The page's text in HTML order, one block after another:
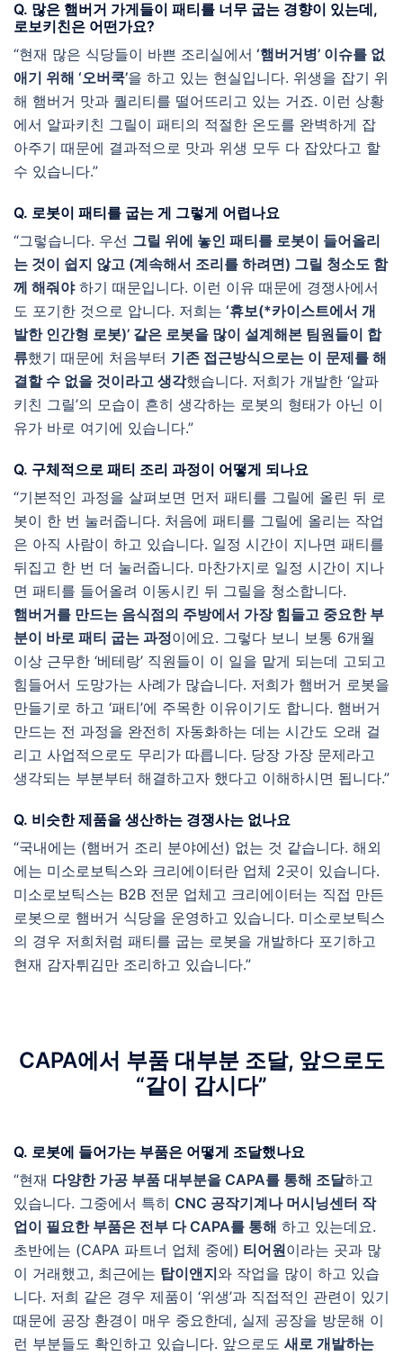
Q. 많은 햄버거 가게들이 패티를 너무 굽는 경향이 있는데,
로보키친은 어떤가요?
“현재 많은 식당들이 바쁜 조리실에서 ‘햄버거병’ 이슈를 없
애기 위해 ‘오버쿡’을 하고 있는 현실입니다. 위생을 잡기 위
해 햄버거 맛과 퀄리티를 떨어뜨리고 있는 거죠. 이런 상황
에서 알파키친 그릴이 패티의 적절한 온도를 완벽하게 잡
아주기 때문에 결과적으로 맛과 위생 모두 다 잡았다고 할
수 있습니다.”
Q. 로봇이 패티를 굽는 게 그렇게 어렵나요
“그렇습니다. 우선 그릴 위에 놓인 패티를 로봇이 들어올리
는 것이 쉽지 않고 (계속해서 조리를 하려면) 그릴 청소도 함
께 해줘야하기 때문입니다. 이런 이유 때문에 경쟁사에서
도 포기한 것으로 압니다. 저희는 ‘휴보(*카이스트에서 개
발한 인간형 로봇)’ 같은 로봇을 많이 설계해본 팀원들이 합
류했기 때문에 처음부터 기존 접근방식으로는 이 문제를 해
결할 수 없을 것이라고 생각했습니다. 저희가 개발한 ‘알파
키친 그릴’의 모습이 흔히 생각하는 로봇의 형태가 아닌 이
유가 바로 여기에 있습니다.”
Q. 구체적으로 패티 조리 과정이 어떻게 되나요
“기본적인 과정을 살펴보면 먼저 패티를 그릴에 올린 뒤 로
봇이 한 번 눌러줍니다. 처음에 패티를 그릴에 올리는 작업
은 아직 사람이 하고 있습니다. 일정 시간이 지나면 패티를
뒤집고 한 번 더 눌러줍니다. 마찬가지로 일정 시간이 지나
면 패티를 들어올려 이동시킨 뒤 그릴을 청소합니다.
햄버거를 만드는 음식점의 주방에서 가장 힘들고 중요한 부
분이 바로 패티 굽는 과정이에요. 그렇다 보니 보통 6개월
이상 근무한 ‘베테랑’ 직원들이 이 일을 맡게 되는데 고되고
힘들어서 도망가는 사례가 많습니다. 저희가 햄버거 로봇을
만들기로 하고 ‘패티’에 주목한 이유이기도 합니다. 햄버거
만드는 전 과정을 완전히 자동화하는 데는 시간도 오래 걸
리고 사업적으로도 무리가 따릅니다. 당장 가장 문제라고
생각되는 부분부터 해결하고자 했다고 이해하시면 됩니다.”
Q. 비슷한 제품을 생산하는 경쟁사는 없나요
“국내에는 (햄버거 조리 분야에선) 없는 것 같습니다. 해외
에는 미소로보틱스와 크리에이터란 업체 2곳이 있습니다.
미소로보틱스는 B2B 전문 업체고 크리에이터는 직접 만든
로봇으로 햄버거 식당을 운영하고 있습니다. 미소로보틱스
의 경우 저희처럼 패티를 굽는 로봇을 개발하다 포기하고
현재 감자튀김만 조리하고 있습니다.”
CAPA에서 부품 대부분 조달, 앞으로도
“같이 갑시다”
Q. 로봇에 들어가는 부품은 어떻게 조달했나요
“현재 다양한 가공 부품 대부분을 CAPA를 통해 조달하고
있습니다. 그중에서 특히 CNC 공작기계나 머시닝센터 작
업이 필요한 부품은 전부 다 CAPA를 통해 하고 있는데요.
초반에는 (CAPA 파트너 업체 중에) 티어원이라는 곳과 많
이 거래했고, 최근에는 탑이앤지와 작업을 많이 하고 있습
니다. 저희 같은 경우 제품이 ‘위생’과 직접적인 관련이 있기
때문에 공장 환경이 매우 중요한데, 실제 공장을 방문해 이
런 부분들도 확인하고 있습니다. 앞으로도 새로 개발하는